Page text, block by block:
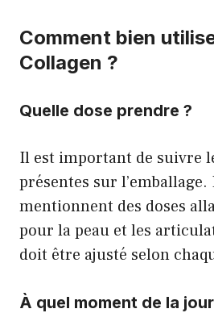
Comment bien
Collagen ?
Quelle dose prendre ?
Il est important de suivre
présentes sur l’emballage.
mentionnent des doses
pour la peau et les
doit être ajusté selon
À quel moment de la